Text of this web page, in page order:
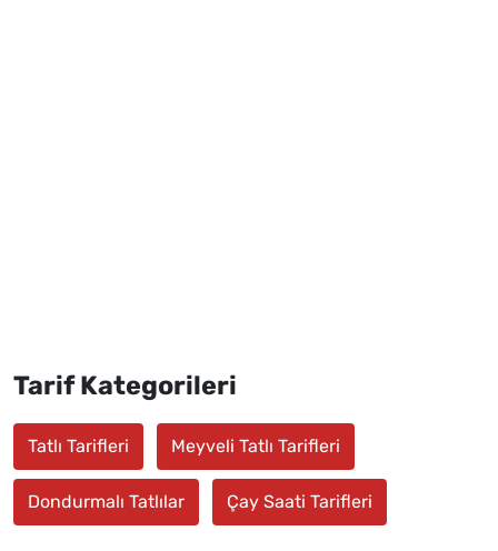
Tarif Kategorileri
Tatlı Tarifleri Meyveli Tatlı Tarifleri
Dondurmalı Tatlılar Çay Saati Tarifleri